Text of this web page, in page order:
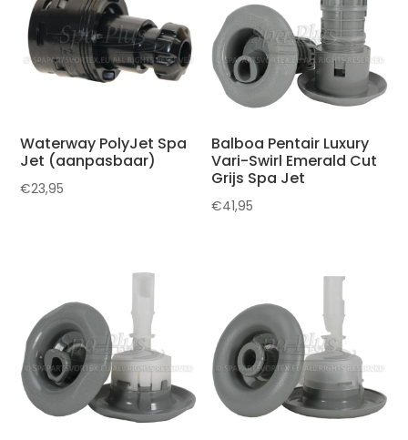
Waterway PolyJet Spa
Jet (aanpasbaar)
€23,95
Balboa Pentair Luxury
Vari-Swirl Emerald Cut
Grijs Spa Jet
€41,95